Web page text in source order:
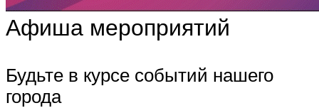
Афиша мероприятий
Будьте в курсе событий нашего
города